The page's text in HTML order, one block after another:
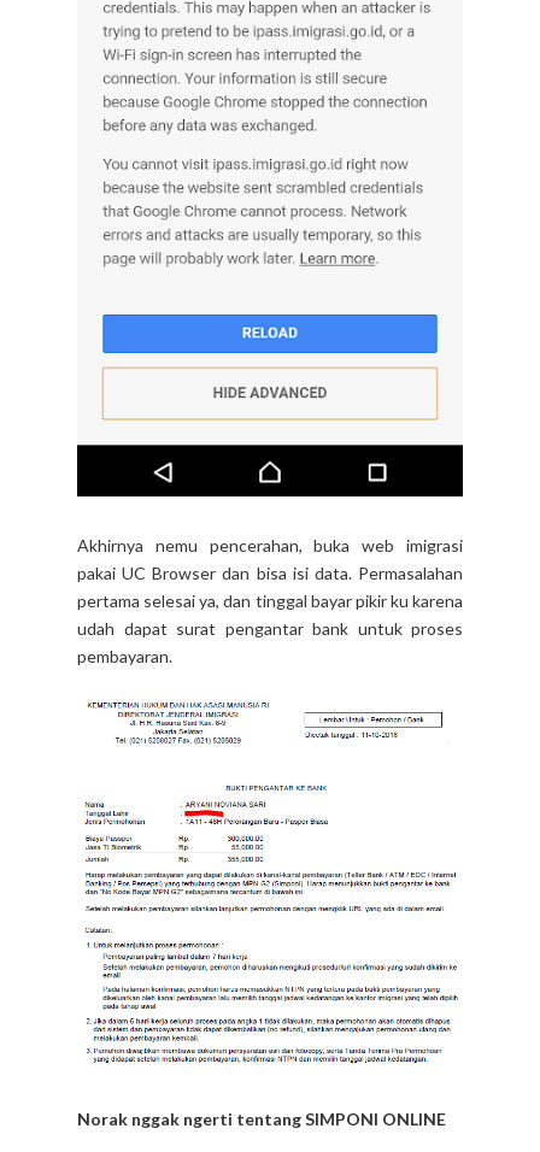
Akhirnya nemu pencerahan, buka web imigrasi
pakai UC Browser dan bisa isi data. Permasalahan
pertama selesai ya, dan tinggal bayar pikir ku karena
udah dapat surat pengantar bank untuk proses
pembayaran.
Norak nggak ngerti tentang SIMPONI ONLINE